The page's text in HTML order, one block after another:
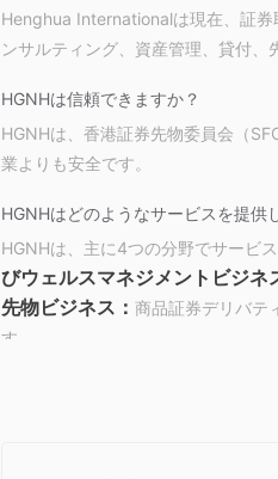
Henghua Internationalは現在、証券
ンサルティング、資産管理、貸付、
HGNHは信頼できますか？
HGNHは、香港証券先物委員会（
業よりも安全です。
HGNHはどのようなサービスを提供
HGNHは、主に4つの分野でサービ
びウェルスマネジメントビジネ
先物ビジネス： 商品証券デリバテ
す。
株式、ファンド